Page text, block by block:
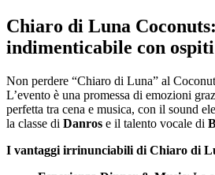
Chiaro di Luna
indimenticabile con
Non perdere “Chiaro di Luna” al
L’evento è una promessa di emozioni
perfetta tra cena e musica, con il sound
la classe di Danros e il talento vocale di
I vantaggi irrinunciabili di Chiaro di